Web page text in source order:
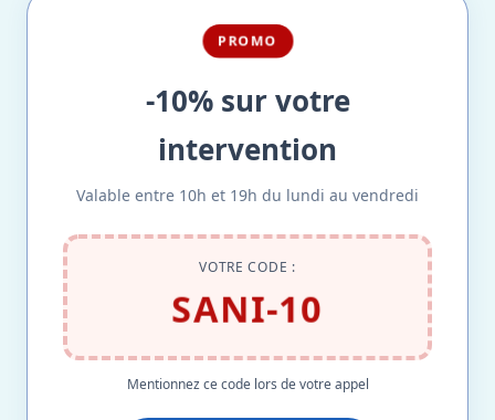
PROMO
-10% sur votre
intervention
Valable entre 10h et 19h du lundi au vendredi
VOTRE CODE :
SANI-10
Mentionnez ce code lors de votre appel